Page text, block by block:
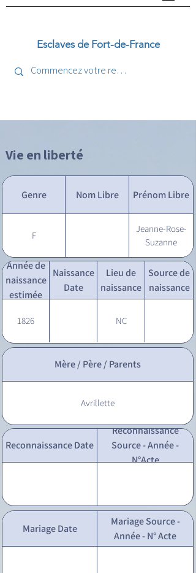
Esclaves de Fort-de-France
Vie en liberté
Genre Nom Libre Prénom Libre
F
Jeanne-Rose-
Suzanne
Année de
naissance
estimée
Naissance
Date
Lieu de
naissance
Source de
naissance
1826 NC
Mère / Père / Parents
Avrillette
Reconnaissance Date
Reconnaissance
Source - Année -
N°Acte
Mariage Date
Mariage Source -
Année - N° Acte